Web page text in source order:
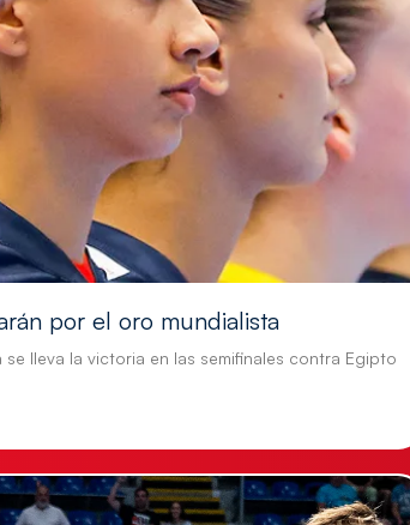
por el oro mundialista
lleva la victoria en las semifinales contra Egipto